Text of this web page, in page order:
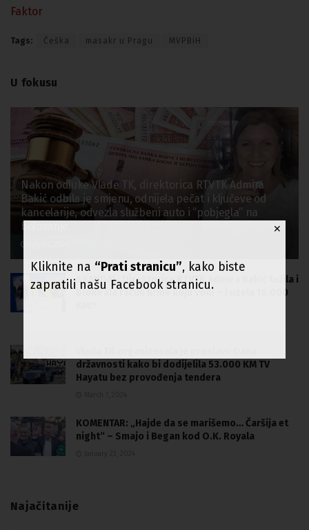
Faktor
Tags: Češka masakr u Pragu MVPBiH
U fokusu
Nakon odluke Vlade TK, direktorica RTVTK Admira
Bakić odbila je smjenu, odnijela pečat i ključeve od
kancelarije, odvezla službeni auto i “pobjegla” na
bolovanje.
SKANDAL: Direktorica RTVTK Admira Bakić tužila i
blokirala račun firme koju vodi – i uzela 16.000
državnosti kako bi dodijelila 53.000 KM TV
Hayatu bez provođenja tendera
KOMENTAR: „Hajde da se marišemo… Čaršija et
night“ – Smajo i Began kod O.K. Royala
Najačitanije
✕
Kliknite na “Prati stranicu”, kako biste
zapratili našu Facebook stranicu.